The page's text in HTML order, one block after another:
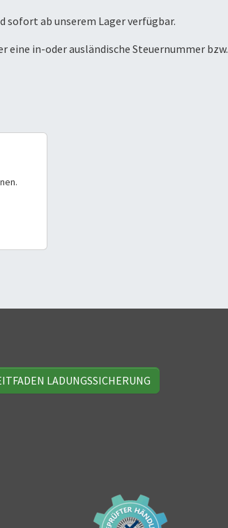
sofort ab unserem Lager verfügbar.
eine in-oder ausländische Steuernummer bzw.
LADUNGSSICHERUNG